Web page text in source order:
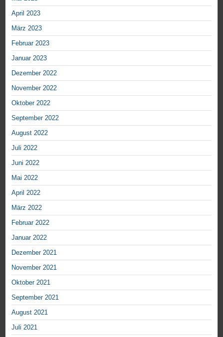
April 2023
März 2023
Februar 2023
Januar 2023
Dezember 2022
November 2022
Oktober 2022
September 2022
August 2022
Juli 2022
Juni 2022
Mai 2022
April 2022
März 2022
Februar 2022
Januar 2022
Dezember 2021
November 2021
Oktober 2021
September 2021
August 2021
Juli 2021